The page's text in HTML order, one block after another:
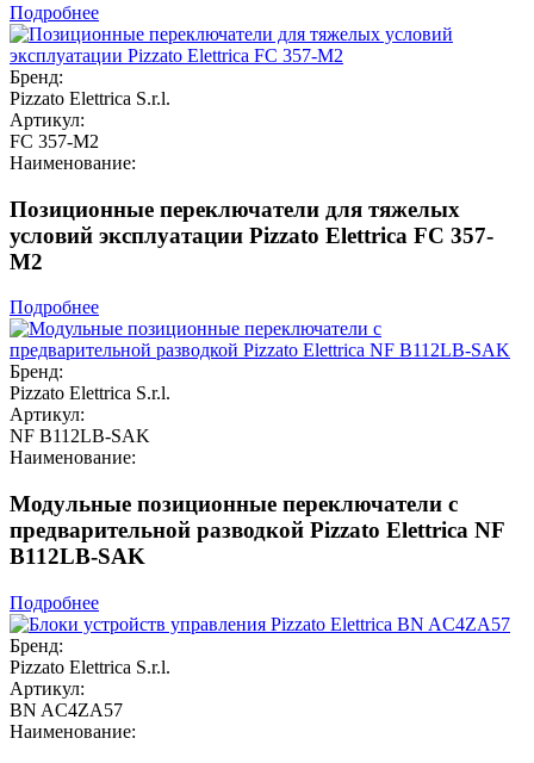
Подробнее
Бренд:
Pizzato Elettrica S.r.l.
Артикул:
FC 357-M2
Наименование:
Позиционные переключатели для тяжелых
условий эксплуатации Pizzato Elettrica FC 357-
M2
Подробнее
Бренд:
Pizzato Elettrica S.r.l.
Артикул:
NF B112LB-SAK
Наименование:
Модульные позиционные переключатели с
предварительной разводкой Pizzato Elettrica NF
B112LB-SAK
Подробнее
Бренд:
Pizzato Elettrica S.r.l.
Артикул:
BN AC4ZA57
Наименование: